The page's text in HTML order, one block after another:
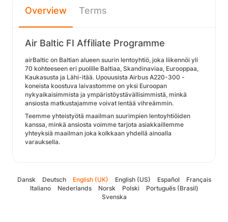
Overview Terms
Air Baltic FI Affiliate Programme
airBaltic on Baltian alueen suurin lentoyhtiö, joka liikennöi yli
70 kohteeseen eri puolille Baltiaa, Skandinaviaa, Eurooppaa,
Kaukasusta ja Lähi-itää. Upouusista Airbus A220-300 -
koneista koostuva laivastomme on yksi Euroopan
nykyaikaisimmista ja ympäristöystävällisimmistä, minkä
ansiosta matkustajamme voivat lentää vihreämmin.
Teemme yhteistyötä maailman suurimpien lentoyhtiöiden
kanssa, minkä ansiosta voimme tarjota asiakkaillemme
yhteyksiä maailman joka kolkkaan yhdellä ainoalla
varauksella.
Dansk Deutsch English (UK) English (US) Español
Français
Italiano
Nederlands Norsk Polski
Português (Brasil)
Svenska